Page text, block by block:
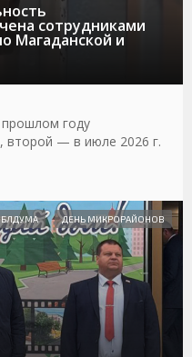
сотрудниками
Магаданской и
прошлом году
второй — в июле 2026 г.
ДЕНЬ МИКРОРАЙОНОВ